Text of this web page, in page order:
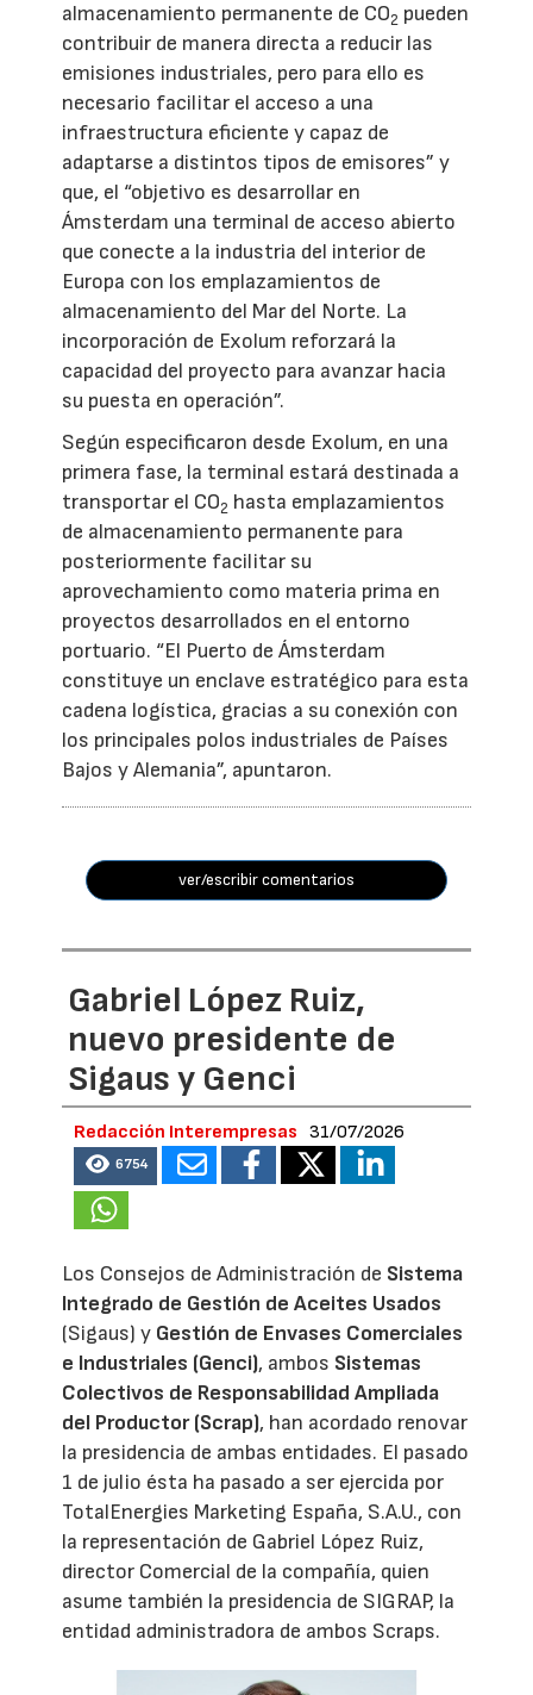
almacenamiento permanente de CO2 pueden
contribuir de manera directa a reducir las
emisiones industriales, pero para ello es
necesario facilitar el acceso a una
infraestructura eficiente y capaz de
adaptarse a distintos tipos de emisores” y
que, el “objetivo es desarrollar en
Ámsterdam una terminal de acceso abierto
que conecte a la industria del interior de
Europa con los emplazamientos de
almacenamiento del Mar del Norte. La
incorporación de Exolum reforzará la
capacidad del proyecto para avanzar hacia
su puesta en operación”.
Según especificaron desde Exolum, en una
primera fase, la terminal estará destinada a
transportar el CO2 hasta emplazamientos
de almacenamiento permanente para
posteriormente facilitar su
aprovechamiento como materia prima en
proyectos desarrollados en el entorno
portuario. “El Puerto de Ámsterdam
constituye un enclave estratégico para esta
cadena logística, gracias a su conexión con
los principales polos industriales de Países
Bajos y Alemania”, apuntaron.
ver/escribir comentarios
Gabriel López Ruiz,
nuevo presidente de
Sigaus y Genci
Redacción Interempresas 31/07/2026
6754
Los Consejos de Administración de Sistema
Integrado de Gestión de Aceites Usados
(Sigaus) y Gestión de Envases Comerciales
e Industriales (Genci), ambos Sistemas
Colectivos de Responsabilidad Ampliada
del Productor (Scrap), han acordado renovar
la presidencia de ambas entidades. El pasado
1 de julio ésta ha pasado a ser ejercida por
TotalEnergies Marketing España, S.A.U., con
la representación de Gabriel López Ruiz,
director Comercial de la compañía, quien
asume también la presidencia de SIGRAP, la
entidad administradora de ambos Scraps.